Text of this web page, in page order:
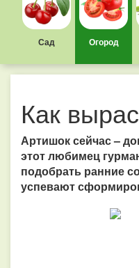
Сад Огород
Как
Артишок сейчас –
этот любимец
подобрать ранние
успевают